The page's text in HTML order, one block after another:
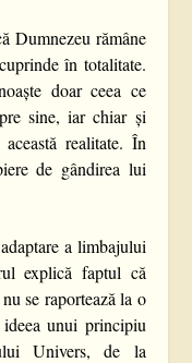
Dumnezeu rămâne
în totalitate.
doar ceea ce
sine, iar chiar și
realitate. În
de gândirea lui
a limbajului
explică faptul că
se raportează la o
unui principiu
Univers, de la